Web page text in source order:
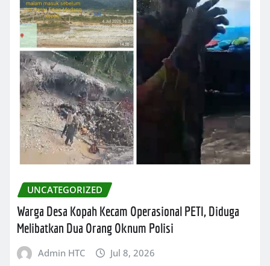
UNCATEGORIZED
Warga Desa Kopah Kecam Operasional PETI, Diduga
Melibatkan Dua Orang Oknum Polisi
Admin HTC Jul 8, 2026